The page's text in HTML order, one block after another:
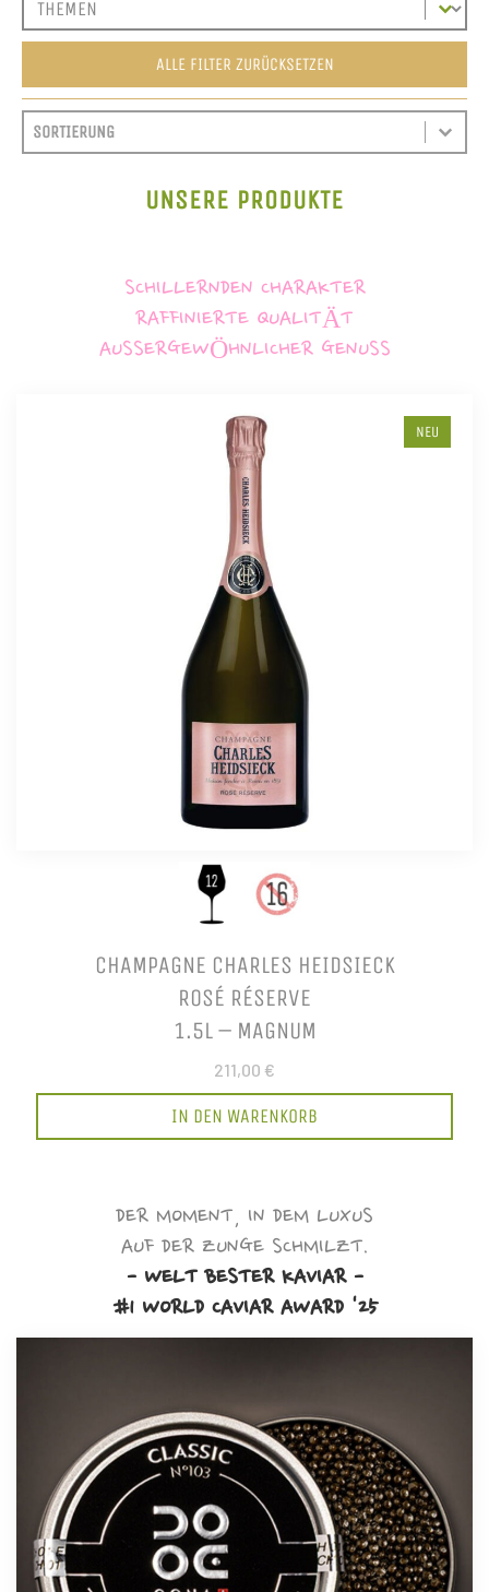
ALLE FILTER ZURÜCKSETZEN
SORTIEREN
SORT CONTENT
SORT CONTENT
UNSERE PRODUKTE
SCHILLERNDEN CHARAKTER
RAFFINIERTE QUALITÄT
AUSSERGEWÖHNLICHER GENUSS
NEU
CHAMPAGNE CHARLES HEIDSIECK
ROSÉ RÉSERVE
1.5L – MAGNUM
211,00 €
IN DEN WARENKORB
DER MOMENT, IN DEM LUXUS
AUF DER ZUNGE SCHMILZT.
- WELT BESTER KAVIAR -
#1 WORLD CAVIAR AWARD '25